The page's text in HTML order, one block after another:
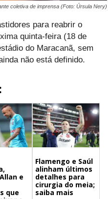
coletiva de imprensa (Foto: Úrsula Nery)
para reabrir o
quinta-feira (18 de
do Maracanã, sem
não está definido.
e
que
Flamengo e Saúl
alinham últimos
detalhes para
cirurgia do meia;
saiba mais